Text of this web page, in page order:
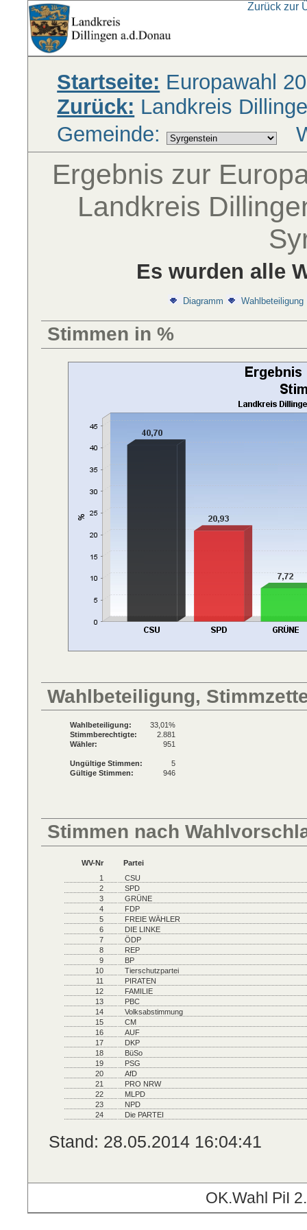
Zurück zur
Startseite: Europawahl
Zurück: Landkreis
Gemeinde:
Ergebnis zur
Landkreis
Es wurden alle
Diagramm Wahlbeteiligung
Stimmen in %
Wahlbeteiligung,
Wahlbeteiligung:
33,01%
Stimmberechtigte:
2.881
Wähler:
951
Ungültige Stimmen:
5
Gültige Stimmen:
946
Stimmen nach
WV-Nr
Partei
1
CSU
2
SPD
3
GRÜNE
4
FDP
5
FREIE WÄHLER
6
DIE LINKE
7
ÖDP
8
REP
9
BP
10
Tierschutzpartei
11
PIRATEN
12
FAMILIE
13
PBC
14
Volksabstimmung
15
CM
16
AUF
17
DKP
18
BüSo
19
PSG
20
AfD
21
PRO NRW
22
MLPD
23
NPD
24
Die PARTEI
Stand: 28.05.2014 16:04:41
OK.Wahl PiI